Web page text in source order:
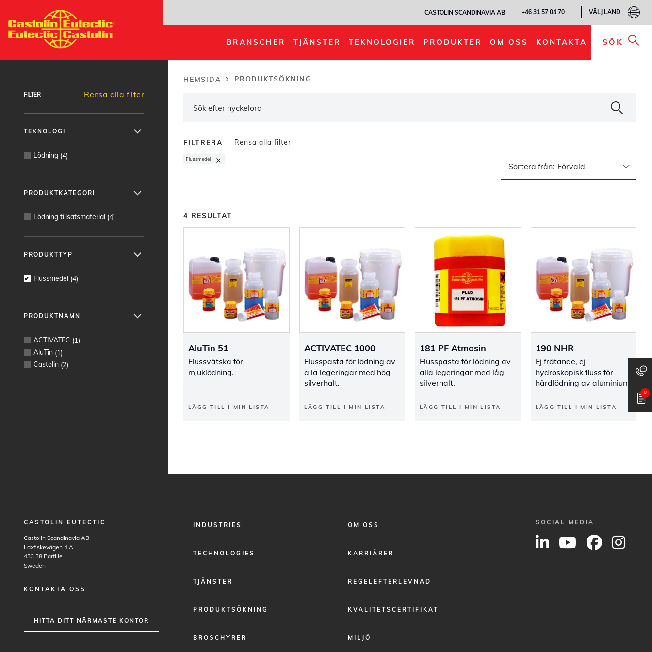
till
huvudinnehåll
CASTOLIN SCANDINAVIA AB +46 31 57 04 70 VÄLJ LAND
BRANSCHER TJÄNSTER TEKNOLOGIER PRODUKTER OM OSS KONTAKTA SÖK
0
FILTER Rensa alla filter
TEKNOLOGI
Lödning (4)
PRODUKTKATEGORI
Lödning tillsatsmaterial (4)
PRODUKTTYP
Flussmedel (4)
PRODUKTNAMN
ACTIVATEC (1)
AluTin (1)
Castolin (2)
HEMSIDA PRODUKTSÖKNING
FILTRERA Rensa alla filter
Flussmedel ×
Sortera från:
4 RESULTAT
AluTin 51
Flussvätska för
mjuklödning.
LÄGG TILL I MIN LISTA
ACTIVATEC 1000
Flusspasta för lödning av
alla legeringar med hög
silverhalt.
LÄGG TILL I MIN LISTA
181 PF Atmosin
Flusspasta för lödning av
alla legeringar med låg
silverhalt.
LÄGG TILL I MIN LISTA
190 NHR
Ej frätande, ej
hydroskopisk fluss för
hårdlödning av aluminium.
LÄGG TILL I MIN LISTA
CASTOLIN EUTECTIC
Castolin Scandinavia AB
Laxfiskevägen 4 A
433 38 Partille
Sweden
KONTAKTA OSS
HITTA DITT NÄRMASTE KONTOR
FOOTERINDUSTRIES
TECHNOLOGIES
TJÄNSTER
PRODUKTSÖKNING
BROSCHYRER
FOOTER
OM OSS
KARRIÄRER
REGELEFTERLEVNAD
KVALITETSCERTIFIKAT
MILJÖ
SOCIAL MEDIA